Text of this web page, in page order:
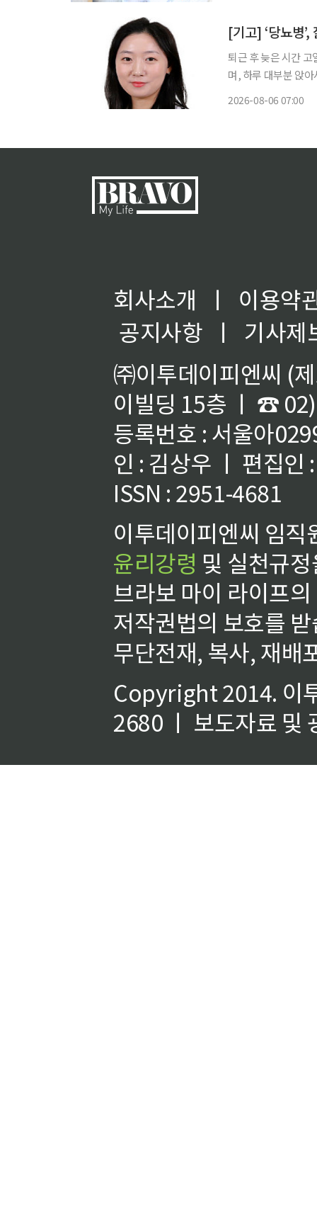
[기고] ‘당뇨병
퇴근 후 늦은 시간
며, 하루 대부분 앉아
2026-08-06 07:00
회사소개 ㅣ
이용약
공지사항
ㅣ
기사제
㈜이투데이피엔씨 (
이빌딩 15층 ㅣ ☎
등록번호 : 서울아
인 : 김상우 ㅣ 편집인
ISSN : 2951-4681
이투데이피엔씨 임
윤리강령 및 실천규
브라보 마이 라이프
저작권법의 보호를
무단전재, 복사, 재배
Copyright 2014. 이
2680 ㅣ 보도자료